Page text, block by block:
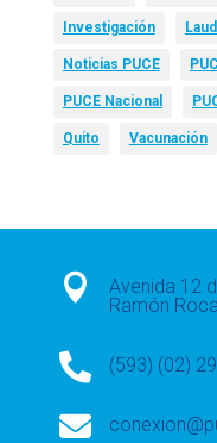
Investigación
Noticias PUCE
PUCE Nacional
Quito Vacunación

Avenida 12
Ramón Roca
 (593) (02)
